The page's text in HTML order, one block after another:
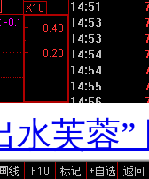
水芙蓉”